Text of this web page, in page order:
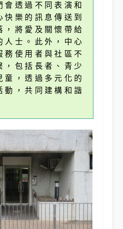
會透過不同表演和
快樂的訊息傳送到
，將愛及關懷帶給
人士。此外，中心
務使用者與社區不
，包括長者、青少
童，透過多元化的
動，共同建構和諧